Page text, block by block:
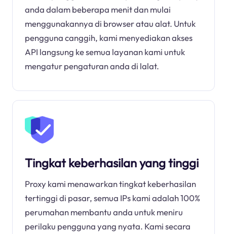
anda dalam beberapa menit dan mulai
menggunakannya di browser atau alat. Untuk
pengguna canggih, kami menyediakan akses
API langsung ke semua layanan kami untuk
mengatur pengaturan anda di lalat.
Tingkat keberhasilan yang tinggi
Proxy kami menawarkan tingkat keberhasilan
tertinggi di pasar, semua IPs kami adalah 100%
perumahan membantu anda untuk meniru
perilaku pengguna yang nyata. Kami secara